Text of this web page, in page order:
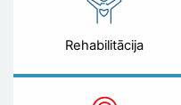
Rehabilitācija